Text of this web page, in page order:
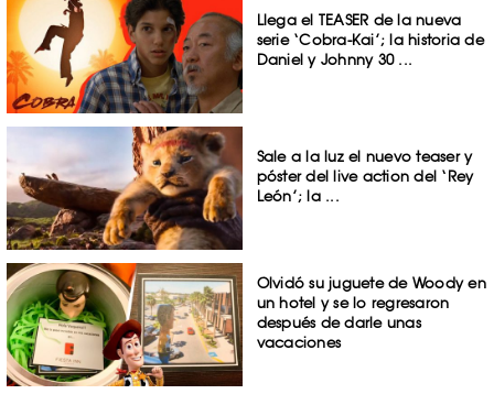
Llega el TEASER de la nueva
serie ‘Cobra-Kai’; la historia de
Daniel y Johnny 30 ...
Sale a la luz el nuevo teaser y
póster del live action del ‘Rey
León’; la ...
Olvidó su juguete de Woody en
un hotel y se lo regresaron
después de darle unas
vacaciones